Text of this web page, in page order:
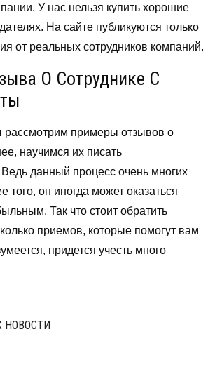
У нас нельзя купить хорошие
На сайте публикуются только
от реальных сотрудников компаний.
О Сотруднике С
рассмотрим примеры отзывов о
научимся их писать
данный процесс очень многих
того, он иногда может оказаться
Так что стоит обратить
приемов, которые помогут вам
придется учесть много
НОВОСТИ